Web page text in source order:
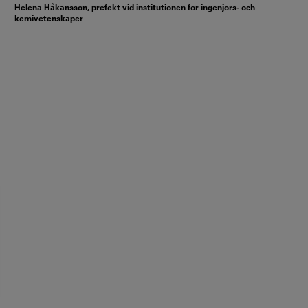
Helena Håkansson, prefekt vid institutionen för ingenjörs- och
kemivetenskaper